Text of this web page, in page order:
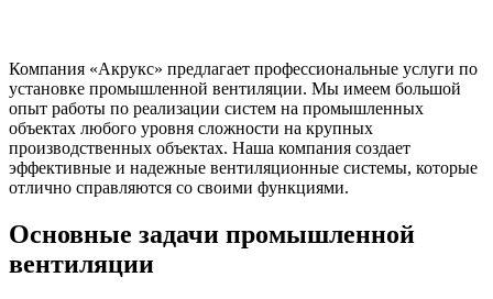
Компания «Акрукс» предлагает профессиональные услуги по
установке промышленной вентиляции. Мы имеем большой
опыт работы по реализации систем на промышленных
объектах любого уровня сложности на крупных
производственных объектах. Наша компания создает
эффективные и надежные вентиляционные системы, которые
отлично справляются со своими функциями.
Основные задачи промышленной
вентиляции